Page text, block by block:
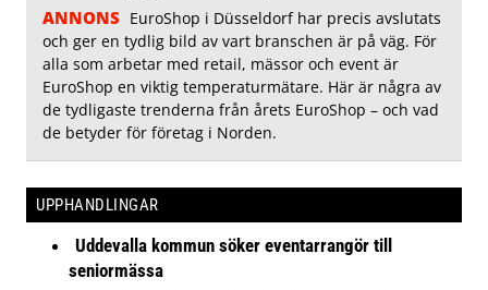
ANNONS EuroShop i Düsseldorf har precis avslutats
och ger en tydlig bild av vart branschen är på väg. För
alla som arbetar med retail, mässor och event är
EuroShop en viktig temperaturmätare. Här är några av
de tydligaste trenderna från årets EuroShop – och vad
de betyder för företag i Norden.
UPPHANDLINGAR
Uddevalla kommun söker eventarrangör till
seniormässa